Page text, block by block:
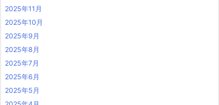
2025年11月
2025年10月
2025年9月
2025年8月
2025年7月
2025年6月
2025年5月